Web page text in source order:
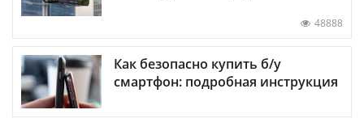
48888
Как безопасно купить б/у
смартфон: подробная инструкция